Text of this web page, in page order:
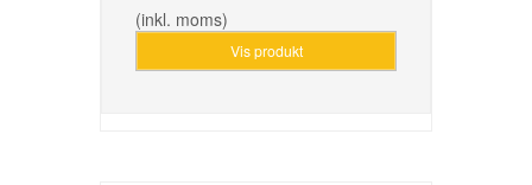
(inkl. moms)
Vis produkt